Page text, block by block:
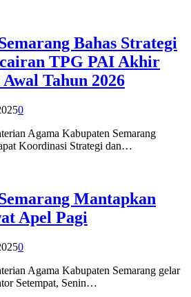
Bahas Strategi
TPG PAI Akhir
Tahun 2026
0
Agama Kabupaten Semarang
Koordinasi Strategi dan…
Mantapkan
Apel Pagi
0
Agama Kabupaten Semarang gelar
Setempat, Senin…